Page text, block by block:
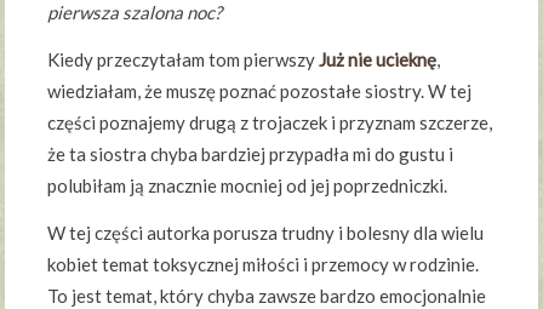
pierwsza szalona noc?
Kiedy przeczytałam tom pierwszyJuż nie ucieknę,
wiedziałam, że muszę poznać pozostałe siostry. W tej
części poznajemy drugą z trojaczek i przyznam szczerze,
że ta siostra chyba bardziej przypadła mi do gustu i
polubiłam ją znacznie mocniej od jej poprzedniczki.
W tej części autorka porusza trudny i bolesny dla wielu
kobiet temat toksycznej miłości i przemocy w rodzinie.
To jest temat, który chyba zawsze bardzo emocjonalnie